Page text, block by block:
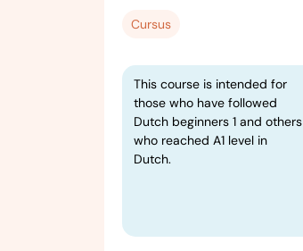
Cursus
This course is intended for
those who have followed
Dutch beginners 1 and others
who reached A1 level in
Dutch.